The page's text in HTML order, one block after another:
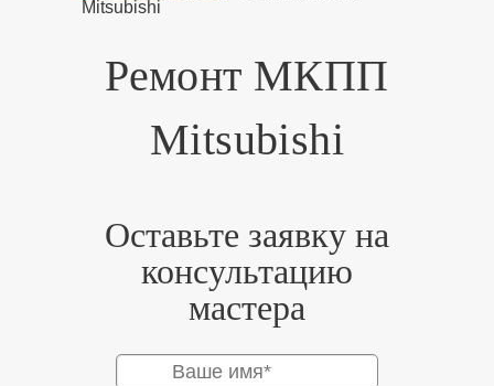
Mitsubishi
Ремонт МКПП
Mitsubishi
Оставьте заявку на
консультацию
мастера